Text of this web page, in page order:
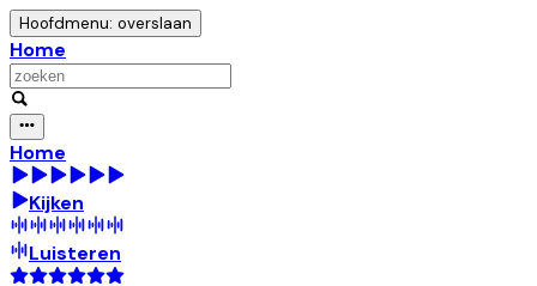
Hoofdmenu: overslaan
Home
Home
Kijken
Luisteren